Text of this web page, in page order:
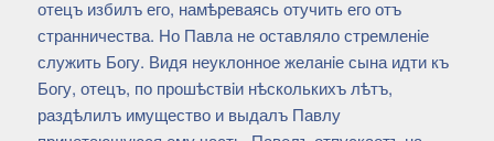
отецъ избилъ его, намѣреваясь отучить его отъ
странничества. Но Павла не оставляло стремленiе
служить Богу. Видя неуклонное желанiе сына идти къ
Богу, отецъ, по прошѣствiи нѣсколькихъ лѣтъ,
раздѣлилъ имущество и выдалъ Павлу